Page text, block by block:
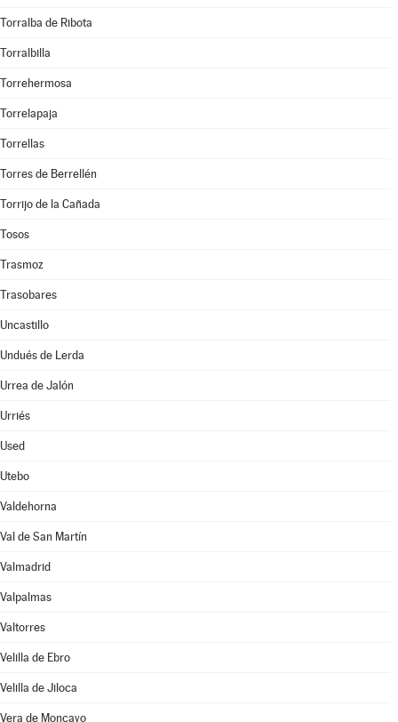
Torralba de Ribota
Torralbilla
Torrehermosa
Torrelapaja
Torrellas
Torres de Berrellén
Torrijo de la Cañada
Tosos
Trasmoz
Trasobares
Uncastillo
Undués de Lerda
Urrea de Jalón
Urriés
Used
Utebo
Valdehorna
Val de San Martín
Valmadrid
Valpalmas
Valtorres
Velilla de Ebro
Velilla de Jiloca
Vera de Moncayo